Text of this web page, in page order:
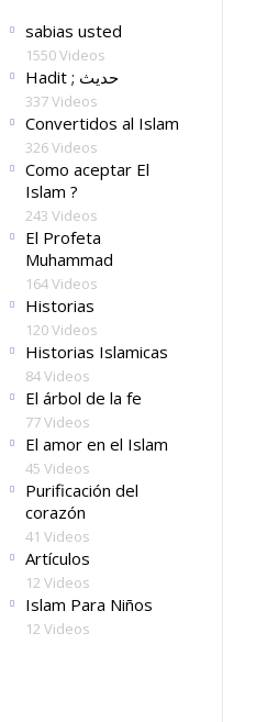
sabias usted
1550 Videos
Hadit ; حديث
337 Videos
Convertidos al Islam
326 Videos
Como aceptar El
Islam ?
243 Videos
El Profeta
Muhammad
164 Videos
Historias
120 Videos
Historias Islamicas
84 Videos
El árbol de la fe
77 Videos
El amor en el Islam
45 Videos
Purificación del
corazón
41 Videos
Artículos
12 Videos
Islam Para Niños
12 Videos